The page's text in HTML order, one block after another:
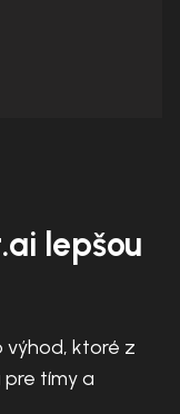
lepšou
výhod, ktoré z
tímy a